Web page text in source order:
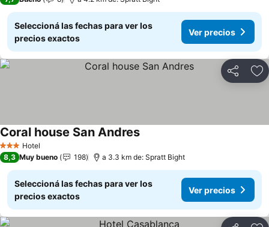
Seleccioná las fechas para ver los
precios exactos
Ver precios
Compartir
3 Estrellas
Hotel
Coral house San AndresVer precios
8,3 Muy bueno 198 a 3.3 km de: Spratt Bight
Seleccioná las fechas para ver los
precios exactos
Ver precios